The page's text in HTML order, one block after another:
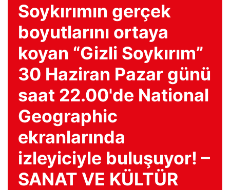
Soykırımın gerçek
boyutlarını ortaya
koyan “Gizli Soykırım”
30 Haziran Pazar günü
saat 22.00'de National
Geographic
ekranlarında
izleyiciyle buluşuyor! –
SANAT VE KÜLTÜR